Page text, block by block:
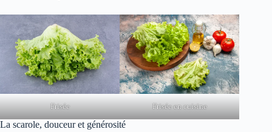
Frisée Frisée en cuisine
La scarole, douceur et générosité